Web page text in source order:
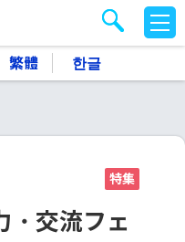
繁體 한글
M
E
特集
・交流フェ